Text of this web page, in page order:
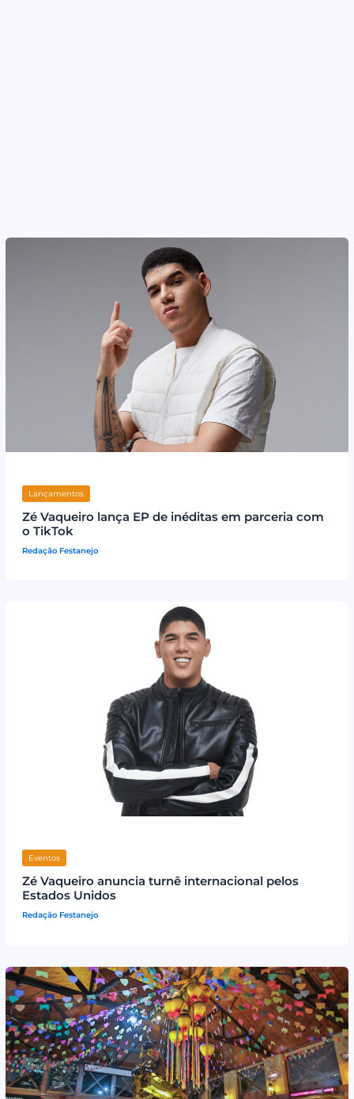
Lançamentos
Zé Vaqueiro lança EP de inéditas em parceria com
o TikTok
Redação Festanejo
Eventos
Zé Vaqueiro anuncia turnê internacional pelos
Estados Unidos
Redação Festanejo